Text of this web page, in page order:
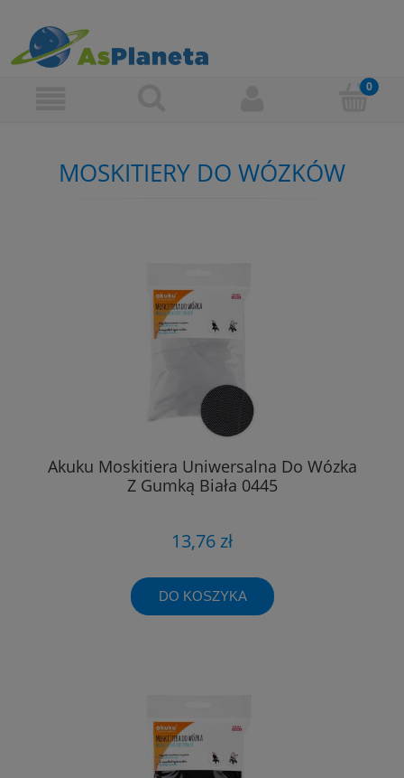
MOSKITIERY DO WÓZKÓW
Akuku Moskitiera Uniwersalna Do Wózka
Z Gumką Biała 0445
13,76 zł
DO KOSZYKA